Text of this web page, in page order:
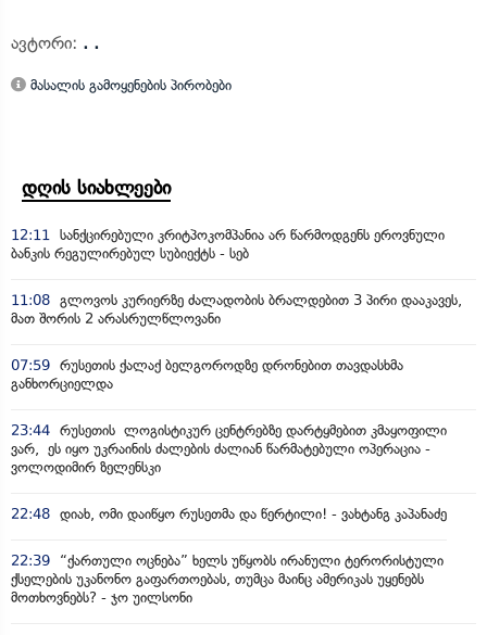
ავტორი: . .
მასალის გამოყენების პირობები
დღის სიახლეები
12:11 სანქცირებული კრიტპოკომპანია არ წარმოდგენს ეროვნული
ბანკის რეგულირებულ სუბიექტს - სებ
11:08 გლოვოს კურიერზე ძალადობის ბრალდებით 3 პირი დააკავეს,
მათ შორის 2 არასრულწლოვანი
07:59 რუსეთის ქალაქ ბელგოროდზე დრონებით თავდასხმა
განხორციელდა
23:44 რუსეთის ლოგისტიკურ ცენტრებზე დარტყმებით კმაყოფილი
ვარ, ეს იყო უკრაინის ძალების ძალიან წარმატებული ოპერაცია -
ვოლოდიმირ ზელენსკი
22:48 დიახ, ომი დაიწყო რუსეთმა და წერტილი! - ვახტანგ კაპანაძე
22:39
“ქართული ოცნება” ხელს უწყობს ირანული ტერორისტული
ქსელების უკანონო გაფართოებას, თუმცა მაინც ამერიკას უყენებს
მოთხოვნებს? - ჯო უილსონი